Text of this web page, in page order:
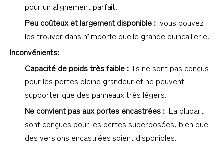
pour un alignement parfait.
Peu coûteux et largement disponible : vous pouvez
les trouver dans n’importe quelle grande quincaillerie.
Inconvénients:
Capacité de poids très faible : Ils ne sont pas conçus
pour les portes pleine grandeur et ne peuvent
supporter que des panneaux très légers.
Ne convient pas aux portes encastrées : La plupart
sont conçues pour les portes superposées, bien que
des versions encastrées soient disponibles.